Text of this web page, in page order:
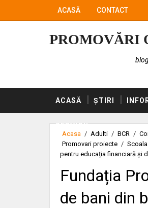
ACASĂ CONTACT
PROMOVĂRI
ACASĂ ȘTIRI
SERVICII
Acasa / Adulti / BCR /
Promovari proiecte /
pentru educația financiară și
Fundația
de bani din